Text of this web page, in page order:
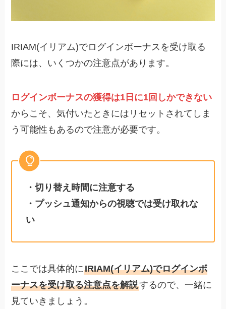
IRIAM(イリアム)でログインボーナスを受け取る
際には、いくつかの注意点があります。
ログインボーナスの獲得は1日に1回しかできない
からこそ、気付いたときにはリセットされてしま
う可能性もあるので注意が必要です。
・切り替え時間に注意する
・プッシュ通知からの視聴では受け取れな
い
ここでは具体的にIRIAM(イリアム)でログインボ
ーナスを受け取る注意点を解説するので、一緒に
見ていきましょう。